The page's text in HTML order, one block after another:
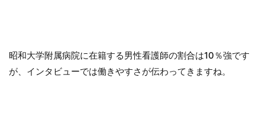
昭和大学附属病院に在籍する男性看護師の割合は10％強です
が、インタビューでは働きやすさが伝わってきますね。